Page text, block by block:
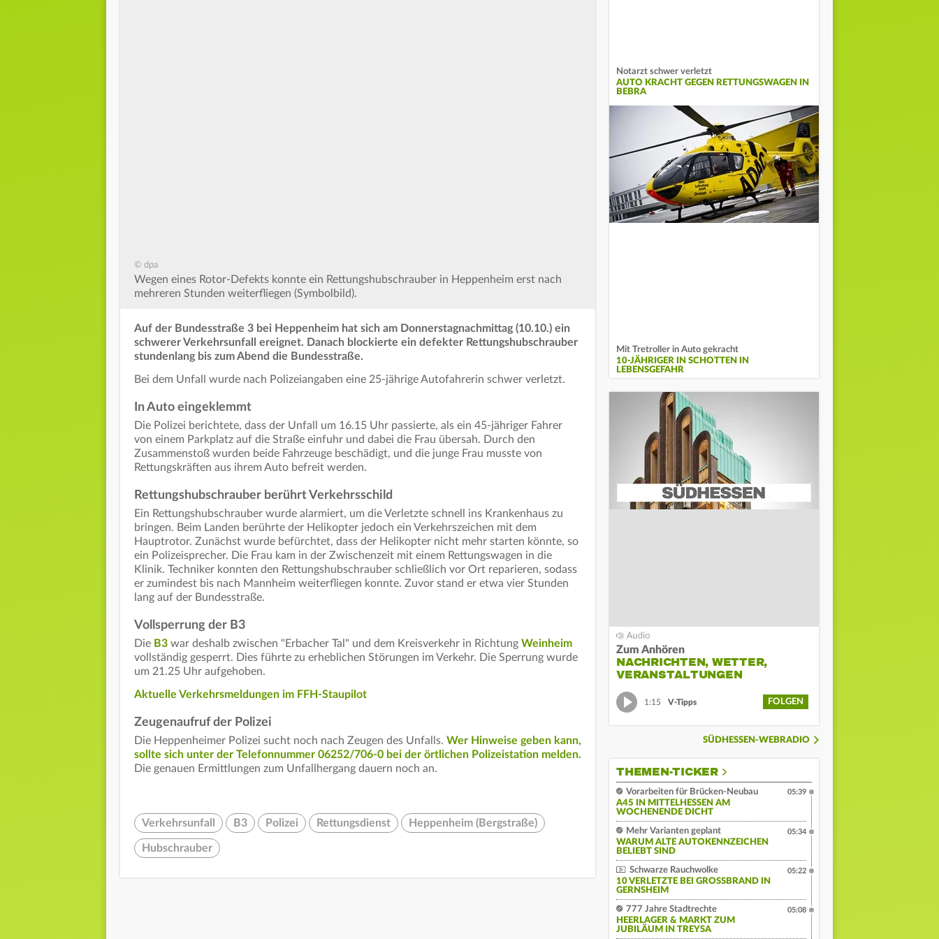
© dpa
Wegen eines Rotor-Defekts konnte ein Rettungshubschrauber in Heppenheim erst nach
mehreren Stunden weiterfliegen (Symbolbild).
Auf der Bundesstraße 3 bei Heppenheim hat sich am Donnerstagnachmittag (10.10.) ein
schwerer Verkehrsunfall ereignet. Danach blockierte ein defekter Rettungshubschrauber
stundenlang bis zum Abend die Bundesstraße.
Bei dem Unfall wurde nach Polizeiangaben eine 25-jährige Autofahrerin schwer verletzt.
In Auto eingeklemmt
Die Polizei berichtete, dass der Unfall um 16.15 Uhr passierte, als ein 45-jähriger Fahrer
von einem Parkplatz auf die Straße einfuhr und dabei die Frau übersah. Durch den
Zusammenstoß wurden beide Fahrzeuge beschädigt, und die junge Frau musste von
Rettungskräften aus ihrem Auto befreit werden.
Rettungshubschrauber berührt Verkehrsschild
Ein Rettungshubschrauber wurde alarmiert, um die Verletzte schnell ins Krankenhaus zu
bringen. Beim Landen berührte der Helikopter jedoch ein Verkehrszeichen mit dem
Hauptrotor. Zunächst wurde befürchtet, dass der Helikopter nicht mehr starten könnte, so
ein Polizeisprecher. Die Frau kam in der Zwischenzeit mit einem Rettungswagen in die
Klinik. Techniker konnten den Rettungshubschrauber schließlich vor Ort reparieren, sodass
er zumindest bis nach Mannheim weiterfliegen konnte. Zuvor stand er etwa vier Stunden
lang auf der Bundesstraße.
Vollsperrung der B3
Die B3 war deshalb zwischen "Erbacher Tal" und dem Kreisverkehr in Richtung Weinheim
vollständig gesperrt. Dies führte zu erheblichen Störungen im Verkehr. Die Sperrung wurde
um 21.25 Uhr aufgehoben.
Aktuelle Verkehrsmeldungen im FFH-Staupilot
Zeugenaufruf der Polizei
Die Heppenheimer Polizei sucht noch nach Zeugen des Unfalls. Wer Hinweise geben kann,
sollte sich unter der Telefonnummer 06252/706-0 bei der örtlichen Polizeistation melden.
Die genauen Ermittlungen zum Unfallhergang dauern noch an.
Verkehrsunfall B3 Polizei Rettungsdienst Heppenheim (Bergstraße)
Hubschrauber
Notarzt schwer verletzt
AUTO KRACHT GEGEN RETTUNGSWAGEN IN
BEBRA
Mit Tretroller in Auto gekracht
10-JÄHRIGER IN SCHOTTEN IN
LEBENSGEFAHR
Zum Anhören
NACHRICHTEN, WETTER,
VERANSTALTUNGEN
1:15 V-Tipps FOLGEN
SÜDHESSEN-WEBRADIO
THEMEN-TICKER
Vorarbeiten für Brücken-Neubau
A45 IN MITTELHESSEN AM
WOCHENENDE DICHT
05:39
Mehr Varianten geplant
WARUM ALTE AUTOKENNZEICHEN
BELIEBT SIND
05:34
Schwarze Rauchwolke
10 VERLETZTE BEI GROSSBRAND IN G
ERNSHEIM
05:22
777 Jahre Stadtrechte
HEERLAGER & MARKT ZUM
JUBILÄUM IN TREYSA
05:08